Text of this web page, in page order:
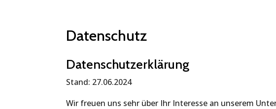
Datenschutz
Datenschutzerklärung
Stand: 27.06.2024
Wir freuen uns sehr über Ihr Interesse an unserem